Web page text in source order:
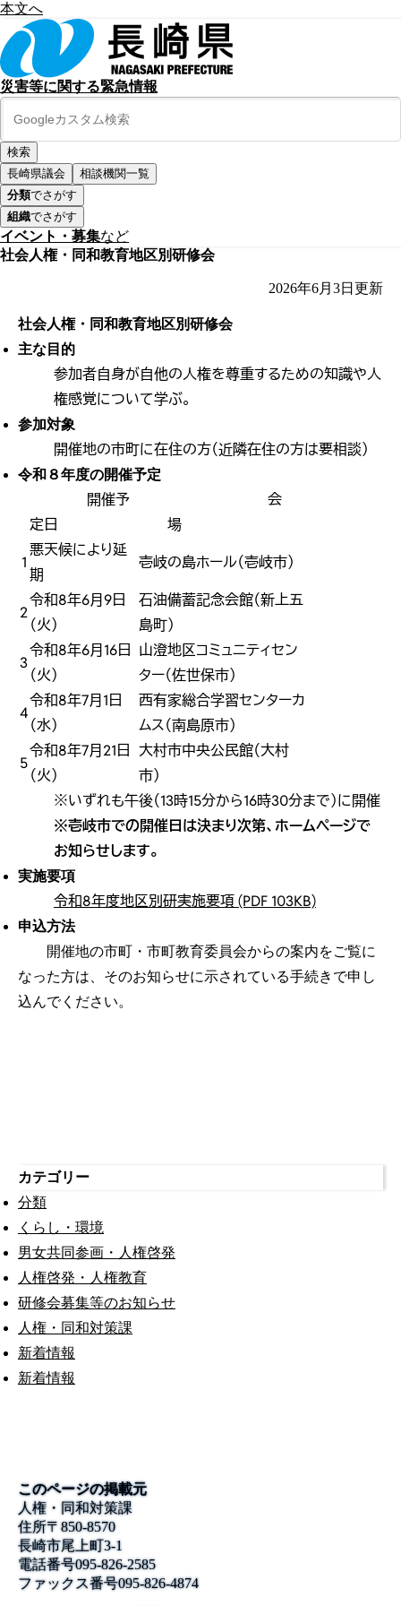
本文へ
災害等に関する緊急情報
長崎県議会
相談機関一覧
分類でさがす
組織でさがす
イベント・募集など
社会人権・同和教育地区別研修会
2026年6月3日 更新
社会人権・同和教育地区別研修会
主な目的
参加者自身が自他の人権を尊重するための知識や人
権感覚について学ぶ。
参加対象
開催地の市町に在住の方（近隣在住の方は要相談）
令和８年度の開催予定
開催予
定日
会
場
1
悪天候により延
期
壱岐の島ホール（壱岐市）
2
令和8年6月9日
（火）
石油備蓄記念会館（新上五
島町）
3
令和8年6月16日
（火）
山澄地区コミュニティセン
ター（佐世保市）
4
令和8年7月1日
（水）
西有家総合学習センターカ
ムス（南島原市）
5
令和8年7月21日
（火）
大村市中央公民館（大村
市）
※いずれも午後（13時15分から16時30分まで）に開催
※壱岐市での開催日は決まり次第、ホームページで
お知らせします。
実施要項
令和8年度地区別研実施要項 (PDF 103KB)
申込方法
開催地の市町・市町教育委員会からの案内をご覧に
なった方は、そのお知らせに示されている手続きで申し
込んでください。
カテゴリー
分類
くらし・環境
男女共同参画・人権啓発
人権啓発・人権教育
研修会募集等のお知らせ
人権・同和対策課
新着情報
新着情報
このページの掲載元
人権・同和対策課
住所〒850-8570
長崎市尾上町3-1
電話番号095-826-2585
ファックス番号095-826-4874